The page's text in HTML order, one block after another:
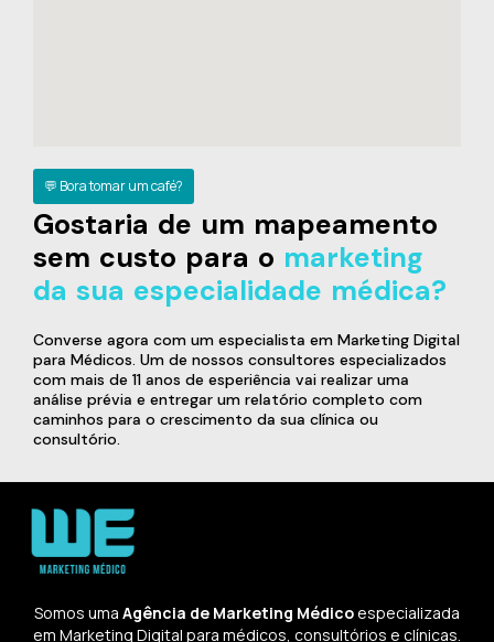
💬 Bora tomar um café?
Gostaria de um mapeamento
sem custo para o marketing
da sua especialidade médica?
Converse agora com um especialista em Marketing Digital
para Médicos. Um de nossos consultores especializados
com mais de 11 anos de esperiência vai realizar uma
análise prévia e entregar um relatório completo com
caminhos para o crescimento da sua clínica ou
consultório.
Somos uma Agência de Marketing Médicoespecializada
em Marketing Digital para médicos, consultórios e clínicas.